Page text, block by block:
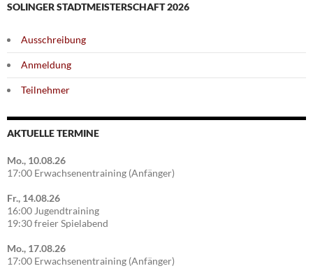
SOLINGER STADTMEISTERSCHAFT 2026
Ausschreibung
Anmeldung
Teilnehmer
AKTUELLE TERMINE
Mo., 10.08.26
17:00 Erwachsenentraining (Anfänger)
Fr., 14.08.26
16:00 Jugendtraining
19:30 freier Spielabend
Mo., 17.08.26
17:00 Erwachsenentraining (Anfänger)